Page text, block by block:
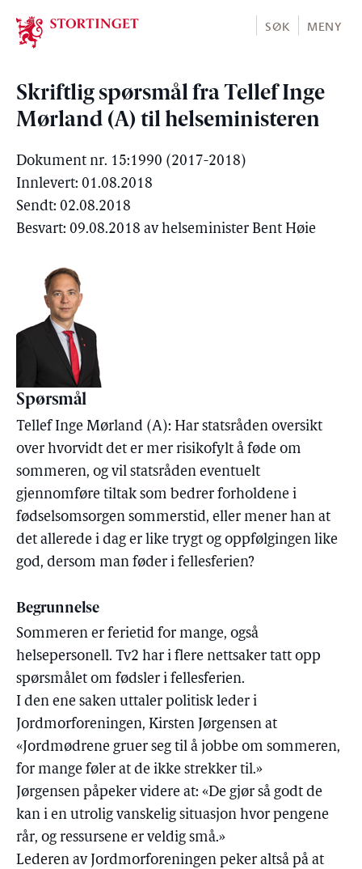
Stortinget.no
SØK MENY
Skriftlig spørsmål fra Tellef Inge
Mørland (A) til helseministeren
Dokument nr. 15:1990 (2017-2018)
Innlevert: 01.08.2018
Sendt: 02.08.2018
Besvart: 09.08.2018 av helseminister Bent Høie
Spørsmål
Tellef Inge Mørland (A): Har statsråden oversikt
over hvorvidt det er mer risikofylt å føde om
sommeren, og vil statsråden eventuelt
gjennomføre tiltak som bedrer forholdene i
fødselsomsorgen sommerstid, eller mener han at
det allerede i dag er like trygt og oppfølgingen like
god, dersom man føder i fellesferien?
Begrunnelse
Sommeren er ferietid for mange, også
helsepersonell. Tv2 har i flere nettsaker tatt opp
spørsmålet om fødsler i fellesferien.
I den ene saken uttaler politisk leder i
Jordmorforeningen, Kirsten Jørgensen at
«Jordmødrene gruer seg til å jobbe om sommeren,
for mange føler at de ikke strekker til.»
Jørgensen påpeker videre at: «De gjør så godt de
kan i en utrolig vanskelig situasjon hvor pengene
rår, og ressursene er veldig små.»
Lederen av Jordmorforeningen peker altså på at